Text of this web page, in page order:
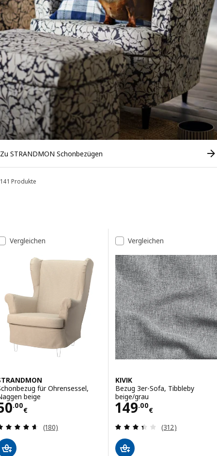
Zu STRANDMON Schonbezügen
Sortieren und Filtern
141 Produkte
Liste der Ergebnisse
Vergleichen
für Ohrensessel,
beige
.00
€50.00€
Bewertungen: 4.6 von 5 Sternen. Bewertungen
(180)
Vergleichen
KIVIK
Bezug 3er-Sofa, Tibbleby
beige/grau
149.00
€
Preis 149.00€
Bewertungen:
(312)